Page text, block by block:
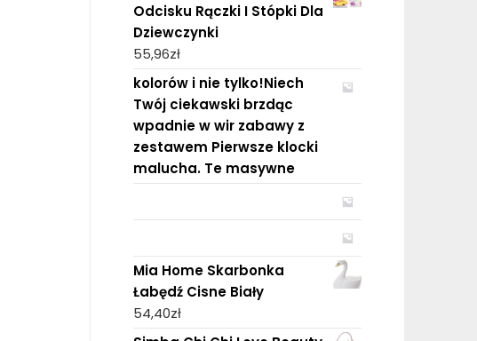
Odcisku Rączki I Stópki Dla
Dziewczynki
55,96zł
kolorów i nie tylko!Niech
Twój ciekawski brzdąc
wpadnie w wir zabawy z
zestawem Pierwsze klocki
malucha. Te masywne
Mia Home Skarbonka
Łabędź Cisne Biały
54,40zł